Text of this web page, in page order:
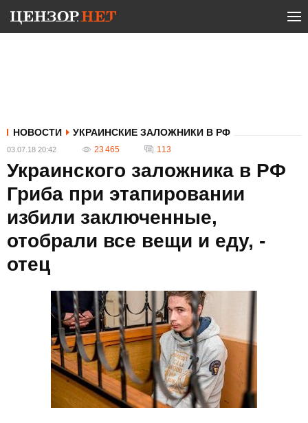
НОВОСТИ УКРАИНСКИЕ ЗАЛОЖНИКИ В РФ
03.07.18 20:42 23 465 113
Украинского заложника в РФ
Гриба при этапировании
избили заключенные,
отобрали все вещи и еду, -
отец